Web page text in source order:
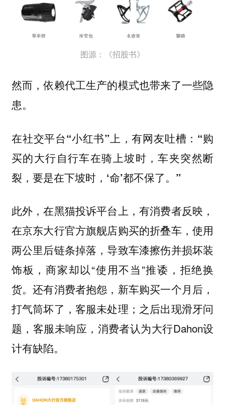
图源：《招股书》
然而，依赖代工生产的模式也带来了一些隐
患。
在社交平台“小红书”上，有网友吐槽：“购
买的大行自行车在骑上坡时，车夹突然断
裂，要是在下坡时，‘命’都不保了。”
此外，在黑猫投诉平台上，有消费者反映，
在京东大行官方旗舰店购买的折叠车，使用
两公里后链条掉落，导致车漆擦伤并损坏装
饰板，商家却以“使用不当”推诿，拒绝换
货。还有消费者抱怨，新车购买一个月后，
打气筒坏了，客服未处理；之后出现滑牙问
题，客服未响应，消费者认为大行Dahon设
计有缺陷。